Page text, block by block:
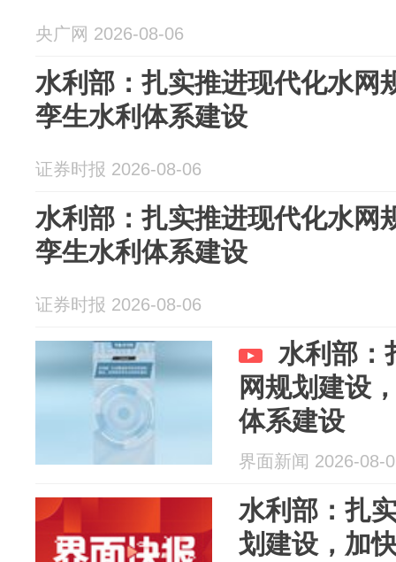
央广网 2026-08-06
水利部：扎实推进现代化水网
孪生水利体系建设
证券时报 2026-08-06
水利部：扎实推进现代化水网
孪生水利体系建设
证券时报 2026-08-06
水利部：
网规划建设
体系建设
界面新闻 2026-08-
水利部：扎
划建设，加